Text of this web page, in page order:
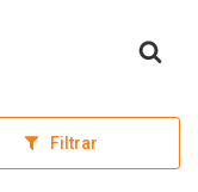
Filtrar